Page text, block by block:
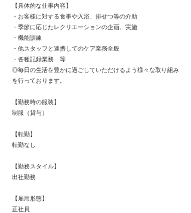
【具体的な仕事内容】
・お客様に対する食事や入浴、排せつ等の介助
・季節に応じたレクリエーションの企画、実施
・機能訓練
・他スタッフと連携してのケア業務全般
・各種記録業務 等
◎毎日の生活を豊かに過ごしていただけるよう様々な取り組み
を行っております。
【勤務時の服装】
制服（貸与）
【転勤】
転勤なし
【勤務スタイル】
出社勤務
【雇用形態】
正社員